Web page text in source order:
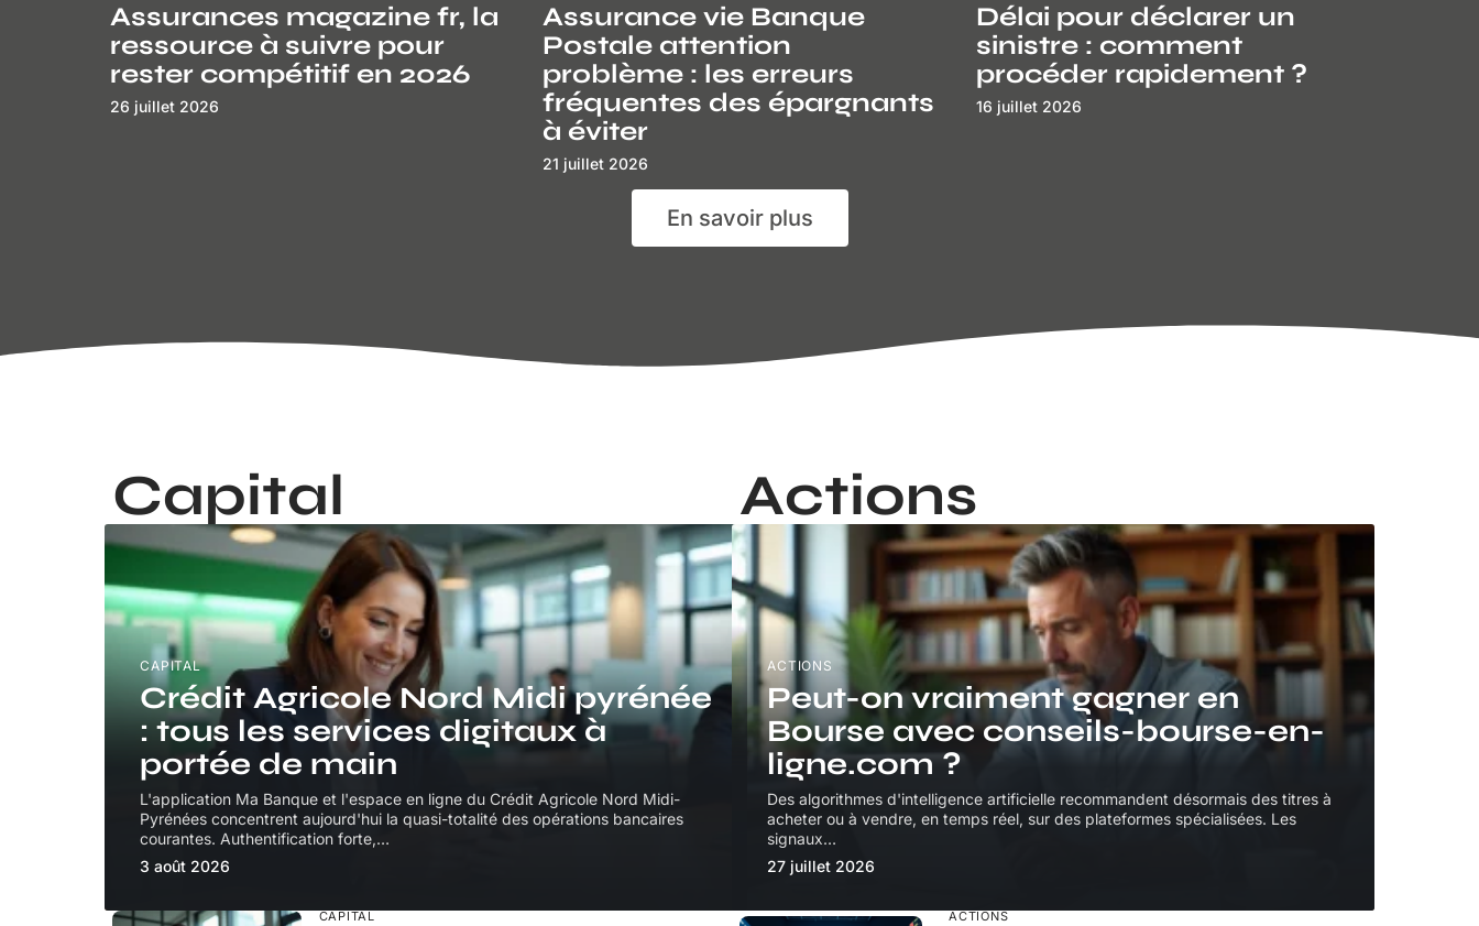
Assurances magazine fr, la
ressource à suivre pour
rester compétitif en 2026
26 juillet 2026
Assurance vie Banque
Postale attention
problème : les erreurs
fréquentes des épargnants
à éviter
21 juillet 2026
Délai pour déclarer un
sinistre : comment
procéder rapidement ?
16 juillet 2026
En savoir plus
Capital
CAPITAL
Crédit Agricole Nord Midi pyrénée
: tous les services digitaux à
portée de main
L'application Ma Banque et l'espace en ligne du Crédit Agricole Nord Midi-
Pyrénées concentrent aujourd'hui la quasi-totalité des opérations bancaires
courantes. Authentification forte,…
3 août 2026
CAPITAL
Actions
ACTIONS
Peut-on vraiment gagner en
Bourse avec conseils-bourse-en-
ligne.com ?
Des algorithmes d'intelligence artificielle recommandent désormais des titres à
acheter ou à vendre, en temps réel, sur des plateformes spécialisées. Les
signaux…
27 juillet 2026
ACTIONS